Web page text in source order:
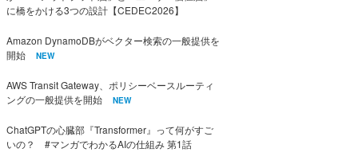
に橋をかける3つの設計【CEDEC2026】
Amazon DynamoDBがベクター検索の一般提供を
開始
NEW
AWS Transit Gateway、ポリシーベースルーティ
ングの一般提供を開始
NEW
ChatGPTの心臓部『Transformer』って何がすご
いの？ #マンガでわかるAIの仕組み 第1話